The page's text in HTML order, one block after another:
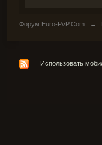
Форум Euro-PvP.Com →
Использовать